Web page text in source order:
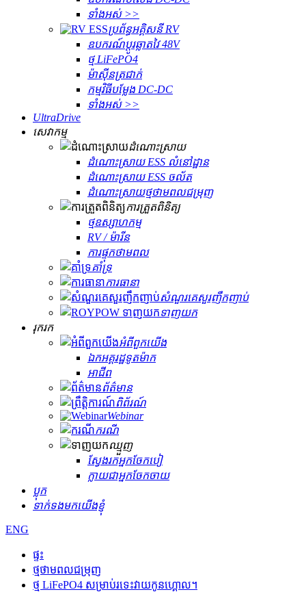
ទាំងអស់ >>
ប្រព័ន្ធអគ្គិសនី RV
ឧបករណ៍ប្តូរឆ្លាតវៃ 48V
ថ្ម LiFePO4
ម៉ាស៊ីនត្រជាក់
កម្មវិធីបម្លែង DC-DC
ទាំងអស់ >>
UltraDrive
សេវាកម្ម
ដំណោះស្រាយ
ដំណោះស្រាយ ESS លំនៅដ្ឋាន
ដំណោះស្រាយ ESS ចល័ត
ដំណោះស្រាយថ្មថាមពលជម្រុញ
ការត្រួតពិនិត្យ
ថ្មឧស្សាហកម្ម
RV / ម៉ារីន
ការផ្ទុកថាមពល
គាំទ្រ
ការធានា
សំណួរគេសួរញឹកញាប់
ទាញយក
រុករក
អំពីពួកយើង
ឯកអគ្គរដ្ឋទូតម៉ាក
អាជីព
ព័ត៌មាន
ពិព័រណ៍
Webinar
ករណី
ឈ្មួញ
ស្វែងរកអ្នកចែកបៀ
ក្លាយជាអ្នកចែកចាយ
ប្លុក
ទាក់ទងមកយើងខ្ញុំ
ENG
ផ្ទះ
ថ្មថាមពលជម្រុញ
ថ្ម LiFePO4 សម្រាប់រទេះវាយកូនហ្គោល។